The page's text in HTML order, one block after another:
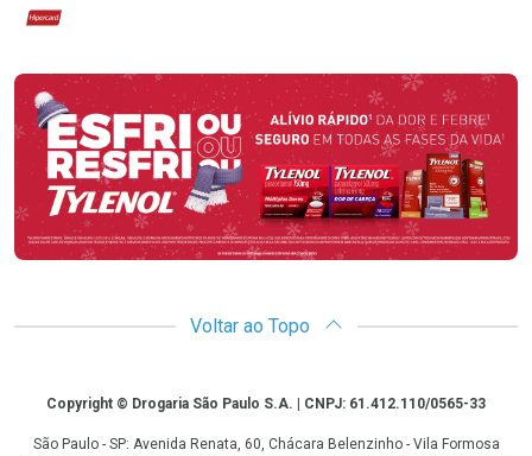
Hipercard
Promoção em Destaque
Voltar ao Topo
CopyrightCopyright © Drogaria São Paulo S.A. | CNPJ: 61.412.110/0565-33
São Paulo - SP: Avenida Renata, 60, Chácara Belenzinho - Vila Formosa